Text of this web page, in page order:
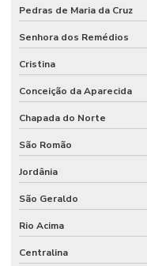
Pedras de Maria da Cruz
Senhora dos Remédios
Cristina
Conceição da Aparecida
Chapada do Norte
São Romão
Jordânia
São Geraldo
Rio Acima
Centralina